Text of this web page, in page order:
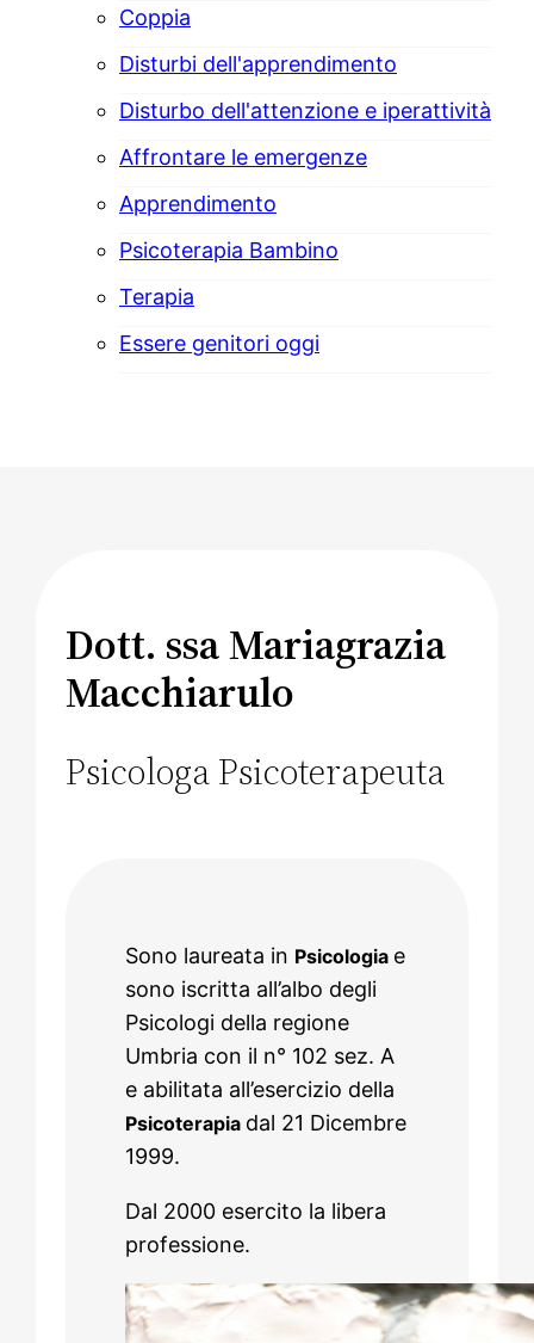
Coppia
Disturbi dell'apprendimento
Disturbo dell'attenzione e iperattività
Affrontare le emergenze
Apprendimento
Psicoterapia Bambino
Terapia
Essere genitori oggi
Dott. ssa Mariagrazia
Macchiarulo
Psicologa Psicoterapeuta
Sono laureata in Psicologia e
sono iscritta all’albo degli
Psicologi della regione
Umbria con il n° 102 sez. A
e abilitata all’esercizio della
Psicoterapia dal 21 Dicembre
1999.
Dal 2000 esercito la libera
professione.